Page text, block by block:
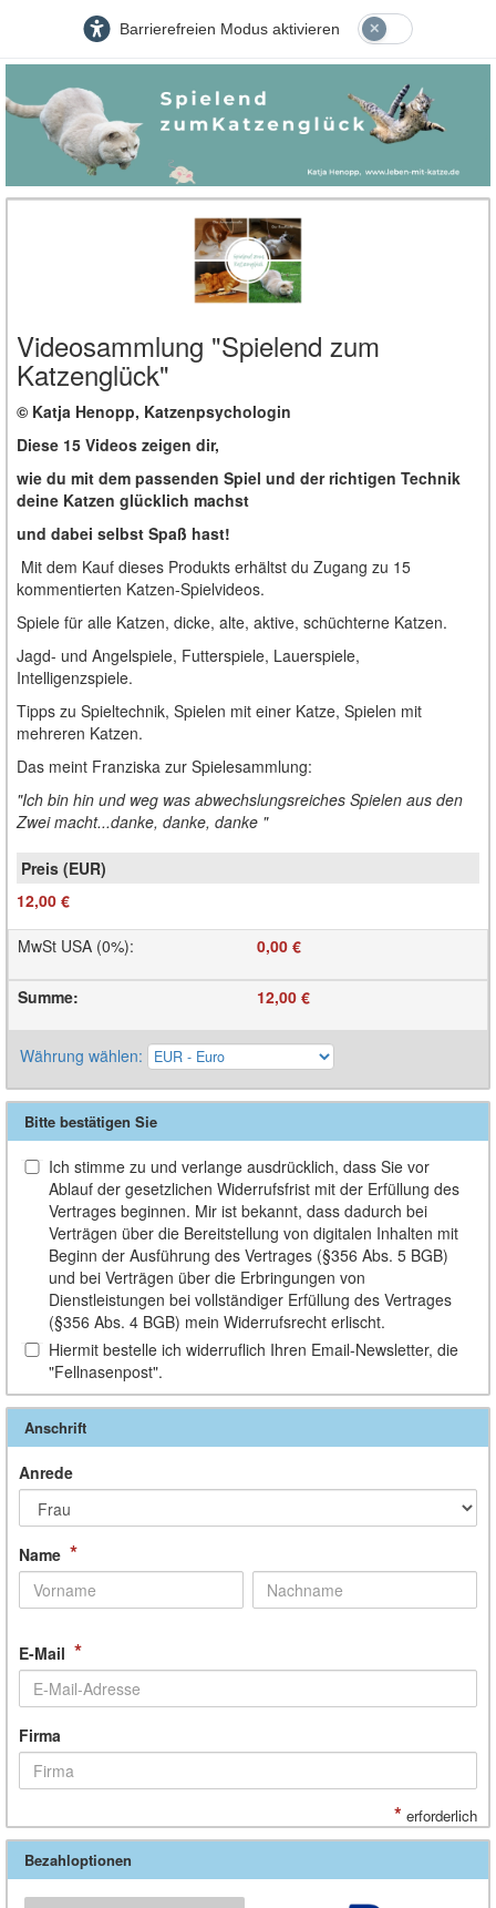
Barrierefreien Modus aktivieren
Videosammlung "Spielend zum
Katzenglück"
© Katja Henopp, Katzenpsychologin
Diese 15 Videos zeigen dir,
wie du mit dem passenden Spiel und der richtigen Technik
deine Katzen glücklich machst
und dabei selbst Spaß hast!
Mit dem Kauf dieses Produkts erhältst du Zugang zu 15
kommentierten Katzen-Spielvideos.
Spiele für alle Katzen, dicke, alte, aktive, schüchterne Katzen.
Jagd- und Angelspiele, Futterspiele, Lauerspiele,
Intelligenzspiele.
Tipps zu Spieltechnik, Spielen mit einer Katze, Spielen mit
mehreren Katzen.
Das meint Franziska zur Spielesammlung:
"Ich bin hin und weg was abwechslungsreiches Spielen aus den
Zwei macht...danke, danke, danke "
12,00 €
MwSt USA (0%): 0,00 €
Summe: 12,00 €
Währung wählen:
Bitte bestätigen Sie
Ich stimme zu und verlange ausdrücklich, dass Sie vor
Ablauf der gesetzlichen Widerrufsfrist mit der Erfüllung des
Vertrages beginnen. Mir ist bekannt, dass dadurch bei
Verträgen über die Bereitstellung von digitalen Inhalten mit
Beginn der Ausführung des Vertrages (§356 Abs. 5 BGB)
und bei Verträgen über die Erbringungen von
Dienstleistungen bei vollständiger Erfüllung des Vertrages
(§356 Abs. 4 BGB) mein Widerrufsrecht erlischt.
Hiermit bestelle ich widerruflich Ihren Email-Newsletter, die
"Fellnasenpost".
Anschrift
Anrede
Name *
E-Mail *
Firma
* erforderlich
Bezahloptionen